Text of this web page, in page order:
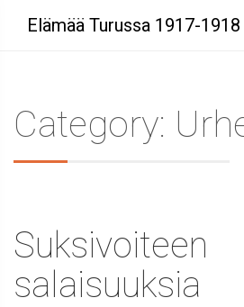
Elämää Turussa 1917-1918
Category:
Suksivoiteen
salaisuuksia